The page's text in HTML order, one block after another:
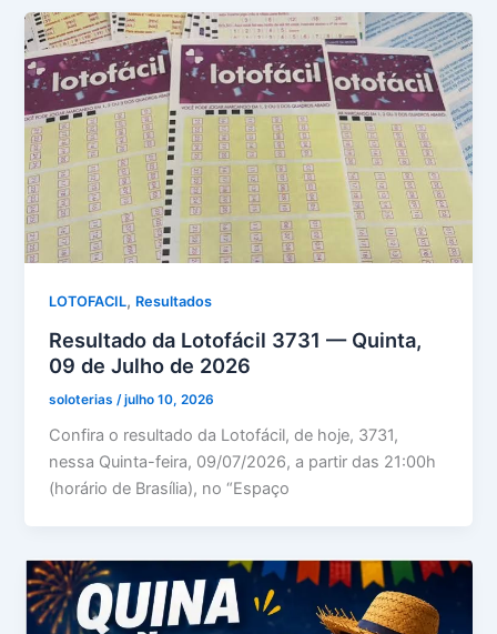
LOTOFACIL, Resultados
Resultado da Lotofácil 3731 — Quinta,
09 de Julho de 2026
soloterias /julho 10, 2026
Confira o resultado da Lotofácil, de hoje, 3731,
nessa Quinta-feira, 09/07/2026, a partir das 21:00h
(horário de Brasília), no “Espaço